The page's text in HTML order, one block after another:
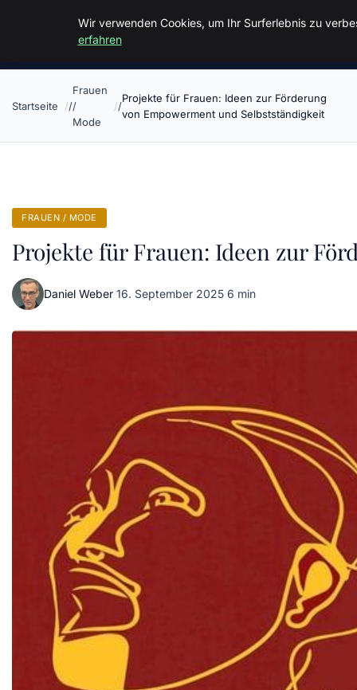
Malzminden
Startseite
Frauen
/
Mode
Projekte für Frauen: Ideen zur Förderung
von Empowerment und Selbstständigkeit
FRAUEN / MODE
Projekte für Frauen: Ideen zur
Daniel Weber·16. September 2025·6 min
Wir verwenden Cookies, um Ihr Surferlebnis zu
erfahren